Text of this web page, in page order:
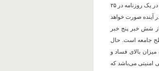
اولین و پررنگ‌ترین مسئله میزان مانور بر خبرهای قضایی و مربوط به قوه قضاییه بوده است که در یک روزنامه در ۲۵
آینده صورت خواهد
شش خبر پنج خبر
جامعه است. حال
بالای فساد و
امنیتی می‌باشد که